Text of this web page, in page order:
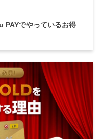
PAYでやっているお得